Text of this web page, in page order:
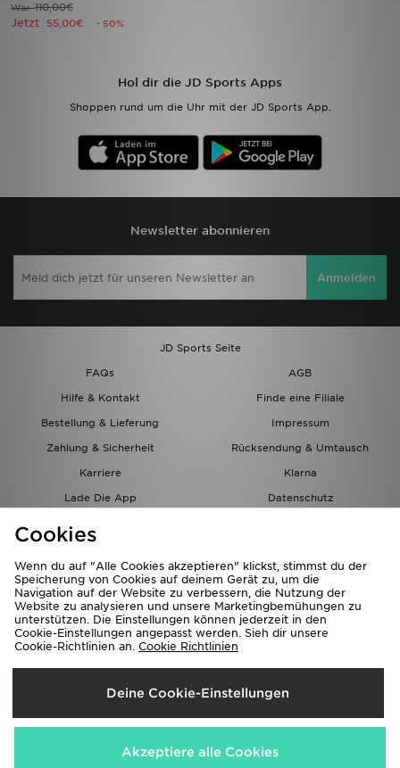
War110,00€
Jetzt 55,00€ - 50%
Hol dir die JD Sports Apps
Shoppen rund um die Uhr mit der JD Sports App.
Newsletter abonnieren
Anmelden
JD Sports Seite
FAQs
AGB
Hilfe & Kontakt
Finde eine Filiale
Bestellung & Lieferung
Impressum
Zahlung & Sicherheit
Rücksendung & Umtausch
Karriere
Klarna
Lade Die App
Datenschutz
Lieferung Nach
Österreich
Wir akzeptieren folgende Zahlungsmethoden
Sport
Filialfinder
Bestellverfolgung
Cookies
Wenn du auf "Alle Cookies akzeptieren" klickst, stimmst du der
Speicherung von Cookies auf deinem Gerät zu, um die
Navigation auf der Website zu verbessern, die Nutzung der
Website zu analysieren und unsere Marketingbemühungen zu
unterstützen. Die Einstellungen können jederzeit in den
Cookie-Einstellungen angepasst werden. Sieh dir unsere
Cookie-Richtlinien an. Cookie Richtlinien
Deine Cookie-Einstellungen
Akzeptiere alle Cookies